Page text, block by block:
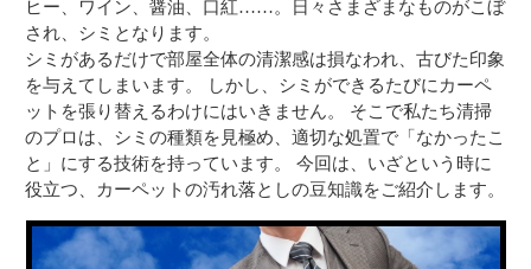
ヒー、ワイン、醤油、口紅……。日々さまざまなものがこぼ
され、シミとなります。
シミがあるだけで部屋全体の清潔感は損なわれ、古びた印象
を与えてしまいます。 しかし、シミができるたびにカーペ
ットを張り替えるわけにはいきません。 そこで私たち清掃
のプロは、シミの種類を見極め、適切な処置で「なかったこ
と」にする技術を持っています。 今回は、いざという時に
役立つ、カーペットの汚れ落としの豆知識をご紹介します。